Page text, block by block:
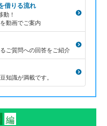
借りる流れ
！
動画でご案内
ご質問への回答をご紹介
知識が満載です。
編